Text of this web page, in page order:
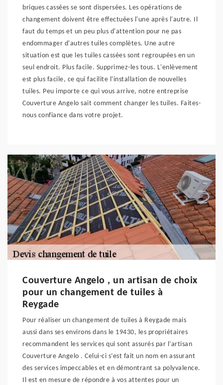
briques cassées se sont dispersées. Les opérations de
changement doivent être effectuées l'une après l'autre. Il
faut du temps et un peu plus d'attention pour ne pas
endommager d'autres tuiles complètes. Une autre
situation est que les tuiles cassées sont regroupées en un
seul endroit. Plus facile. Supprimez-les tous. L'enlèvement
est plus facile, ce qui facilite l'installation de nouvelles
tuiles. Peu importe ce qui vous arrive, notre entreprise
Couverture Angelo sait comment changer les tuiles. Faites-
nous confiance dans votre projet.
Couverture Angelo , un artisan de choix
pour un changement de tuiles à
Reygade
Pour réaliser un changement de tuiles à Reygade mais
aussi dans ses environs dans le 19430, les propriétaires
recommandent les services qui sont assurés par l’artisan
Couverture Angelo . Celui-ci s’est fait un nom en assurant
des services impeccables et en démontrant sa polyvalence.
Il est en mesure de répondre à vos attentes pour un